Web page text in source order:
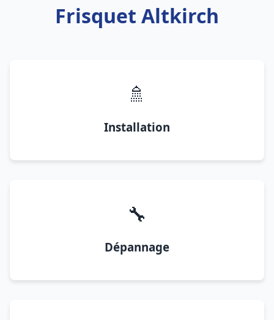
Frisquet Altkirch
🚿
Installation
🔧
Dépannage